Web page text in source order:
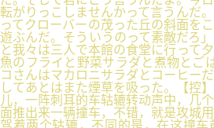
転がりっこしませんかって言うんだ
ってクローバーの茂った丘の斜面を
遊ぶんだ。そういうのって素敵だろ
と我々は三人で本館の食堂に行って
魚のフライと野菜サラダと煮物とご
コさんはマカロニサラダとコーヒー
してあとはまた煙草を吸った。【
儿，一阵刺耳的车轱辘转动声中，几
面推出来一辆撞车，不错，就是攻城
驾着两个轱辘，不同的是，在这撞